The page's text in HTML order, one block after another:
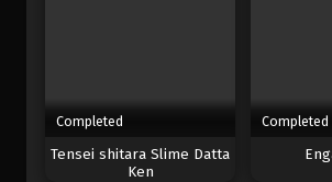
Completed
Tensei shitara Slime Datta
Ken
Completed